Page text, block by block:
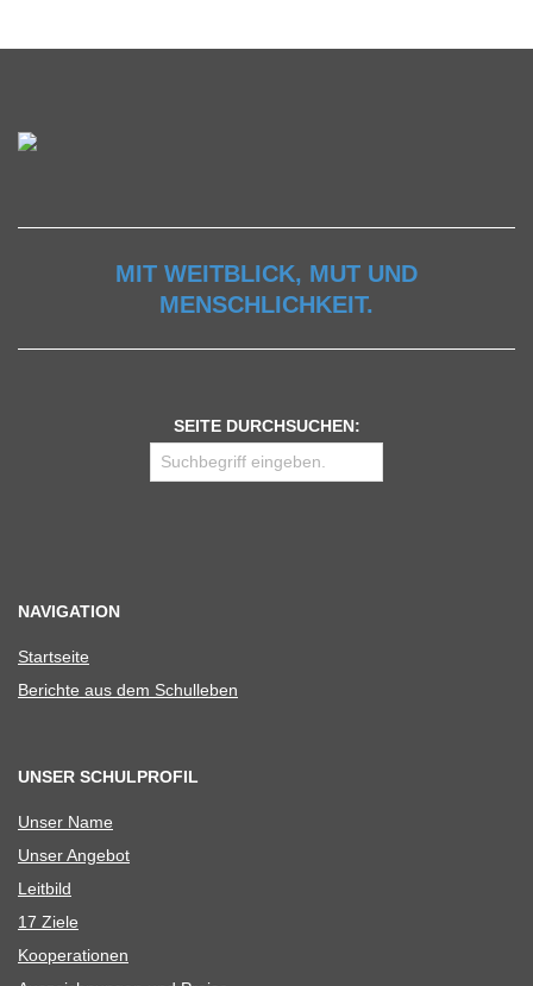
MIT WEITBLICK, MUT UND
MENSCHLICHKEIT.
SEITE DURCHSUCHEN:
NAVIGATION
Start­seite
Berichte aus dem Schulleben
UNSER SCHULPROFIL
Unser Name
Unser Ange­bot
Leit­bild
17 Ziele
Koope­ra­tio­nen